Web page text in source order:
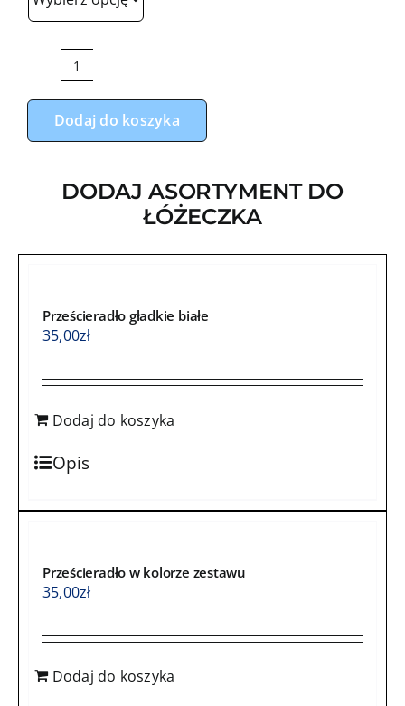
ilość
Zestaw
do
ochraniaczem
malinowym
minky
Dodaj do koszyka
DODAJ ASORTYMENT DO
ŁÓŻECZKA
Prześcieradło gładkie białe
35,00zł
Dodaj do koszyka
Opis
Prześcieradło w kolorze zestawu
35,00zł
Dodaj do koszyka